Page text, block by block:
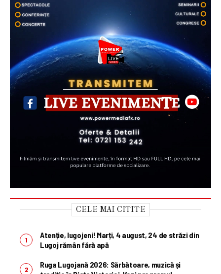
CELE MAI CITITE
Atenție, lugojeni! Marți, 4 august, 24 de străzi din
Lugoj rămân fără apă
Ruga Lugojană 2026: Sărbătoare, muzică și